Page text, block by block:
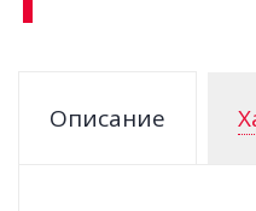
Описание